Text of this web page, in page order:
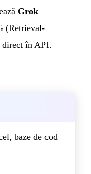
Grok
(Retrieval-
direct în API.
baze de cod